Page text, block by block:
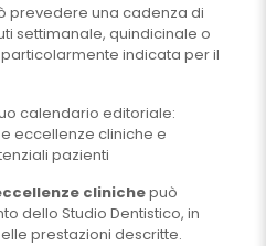
prevedere una cadenza di
settimanale, quindicinale o
indicata per il
calendario editoriale:
eccellenze cliniche e
pazienti
clinichepuò
dello Studio Dentistico, in
prestazioni descritte.